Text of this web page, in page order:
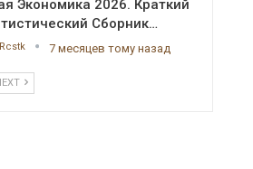
Экономика 2026. Краткий
Сборник…
7 месяцев тому назад